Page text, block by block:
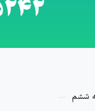
ششم